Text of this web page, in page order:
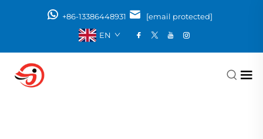
+86-13386448931
[email protected]
EN